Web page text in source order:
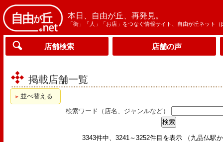
本日、自由が丘、再発見。
「街」「人」「お店」をつなぐ情報サイト、自由が丘ネット（
店舗検索 店舗の声
掲載店舗一覧
並べ替える
検索ワード（店名、ジャンルなど）
3343件中、3241～3252件目を表示 （九品仏駅